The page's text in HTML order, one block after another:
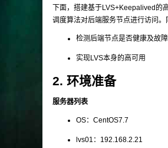
下面，搭建基于LVS+Keepalived
调度算法对后端服务节点进行访问
检测后端节点是否健康及故
实现LVS本身的高可用
2. 环境准备
服务器列表
OS：CentOS7.7
lvs01：192.168.2.21